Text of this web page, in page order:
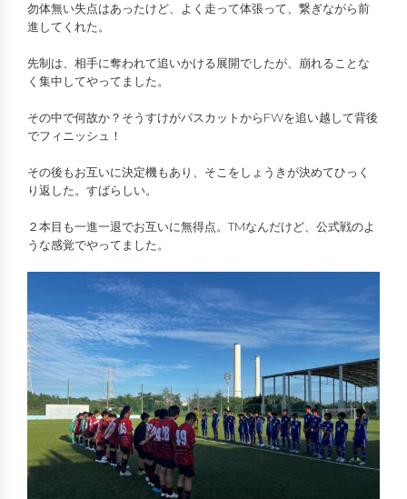
勿体無い失点はあったけど、よく走って体張って、繋ぎながら前
進してくれた。
先制は、相手に奪われて追いかける展開でしたが、崩れることな
く集中してやってました。
その中で何故か？そうすけがパスカットからFWを追い越して背後
でフィニッシュ！
その後もお互いに決定機もあり、そこをしょうきが決めてひっく
り返した。すばらしい。
２本目も一進一退でお互いに無得点。TMなんだけど、公式戦のよ
うな感覚でやってました。